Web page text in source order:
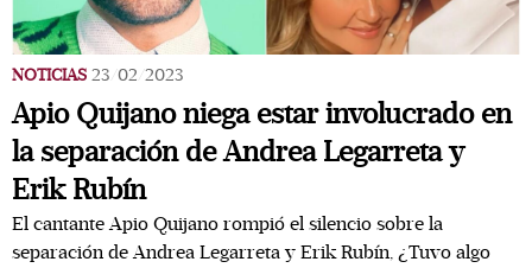
NOTICIAS 23/02/2023
Apio Quijano niega estar involucrado en
la separación de Andrea Legarreta y
Erik Rubín
El cantante Apio Quijano rompió el silencio sobre la
separación de Andrea Legarreta y Erik Rubín, ¿Tuvo algo